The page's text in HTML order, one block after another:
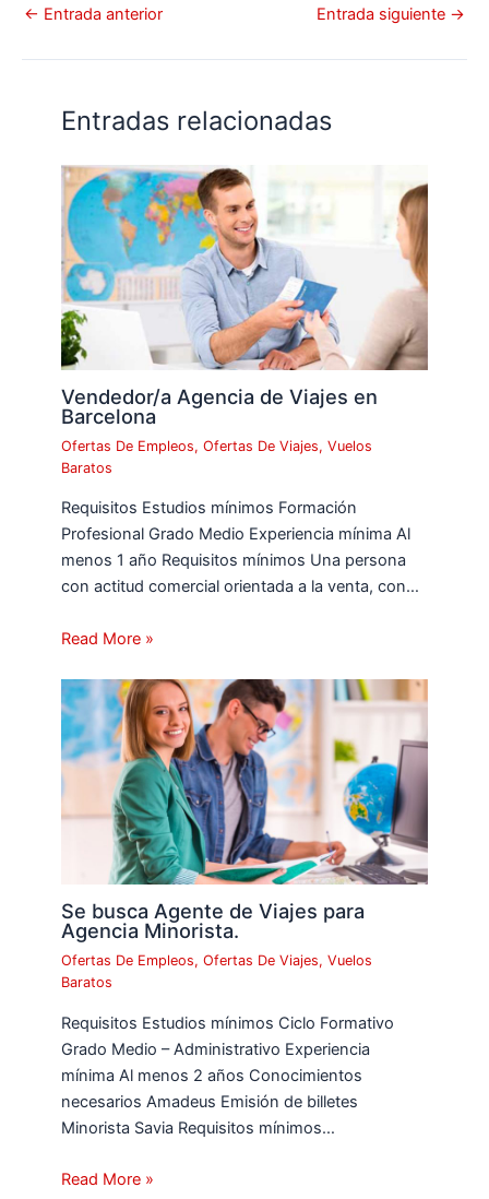
← Entrada anterior Entrada siguiente →
Entradas relacionadas
Vendedor/a Agencia de Viajes en
Barcelona
Ofertas De Empleos,Ofertas De Viajes,Vuelos
Baratos
Requisitos Estudios mínimos Formación
Profesional Grado Medio Experiencia mínima Al
menos 1 año Requisitos mínimos Una persona
con actitud comercial orientada a la venta, con…
Read More »
Se busca Agente de Viajes para
Agencia Minorista.
Ofertas De Empleos,Ofertas De Viajes,Vuelos
Baratos
Requisitos Estudios mínimos Ciclo Formativo
Grado Medio – Administrativo Experiencia
mínima Al menos 2 años Conocimientos
necesarios Amadeus Emisión de billetes
Minorista Savia Requisitos mínimos…
Read More »